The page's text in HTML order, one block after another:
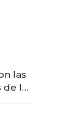
las
de la